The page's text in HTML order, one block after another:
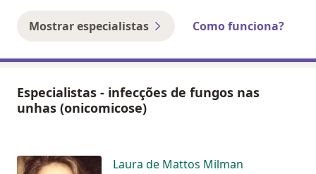
Mostrar especialistas Como funciona?
Especialistas - infecções de fungos nas
unhas (onicomicose)
Laura de Mattos Milman